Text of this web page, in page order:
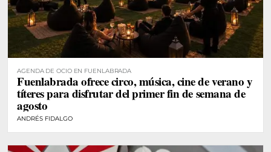
AGENDA DE OCIO EN FUENLABRADA
Fuenlabrada ofrece circo, música, cine de verano y
títeres para disfrutar del primer fin de semana de
agosto
ANDRÉS FIDALGO